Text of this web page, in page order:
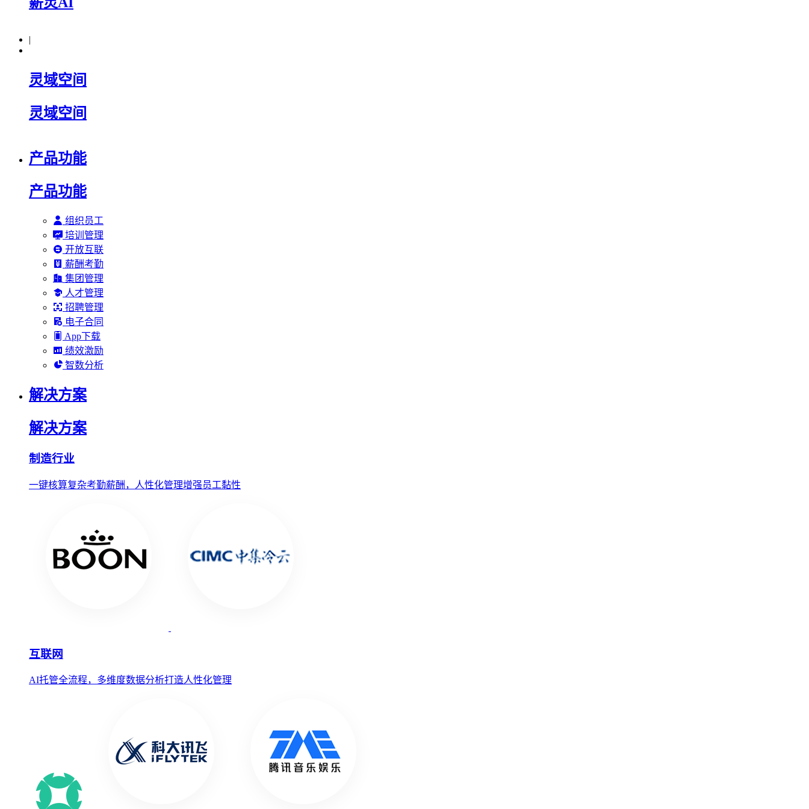
|
灵域空间
灵域空间
产品功能
产品功能
组织员工
培训管理
开放互联
薪酬考勤
集团管理
人才管理
招聘管理
电子合同
App下载
绩效激励
智数分析
解决方案
解决方案
制造行业
一键核算复杂考勤薪酬，人性化管理增强员工黏性
互联网
AI托管全流程，多维度数据分析打造人性化管理